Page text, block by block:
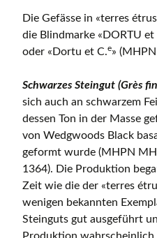
Die Gefässe in «terres
die Blindmarke «DORTU et
oder «Dortu et C.e»
Schwarzes Steingut (Grès
sich auch an schwarzem
dessen Ton in der Masse
von Wedgwoods Black
geformt wurde (MHPN
1364). Die Produktion
Zeit wie die der «terres
wenigen bekannten
Steinguts gut ausgeführt
Produktion